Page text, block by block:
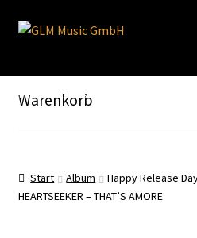
Hier sind unsere Neuigkeiten zu
Zur
Zum
Unser Katalog
EN
Warenkorb
Start Album
Happy Release
HEARTSEEKER – THAT’S AMORE